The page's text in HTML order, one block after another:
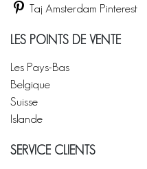
Taj Amsterdam Pinterest
LES POINTS DE VENTE
Les Pays-Bas
Belgique
Suisse
Islande
SERVICE CLIENTS